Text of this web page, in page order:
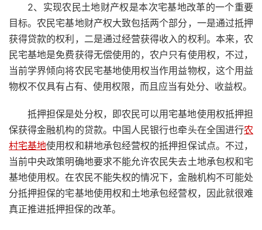
2、实现农民土地财产权是本次宅基地改革的一个重要
目标。农民宅基地财产权大致包括两个部分，一是通过抵押
获得贷款的权利，二是通过经营获得收入的权利。本来，农
民宅基地是免费获得无偿使用的，农户只有使用权，不过，
当前学界倾向将农民宅基地使用权当作用益物权，这个用益
物权不仅具有占有、使用权限，而且应当有处分、收益权。
抵押担保是处分权，即农民可以用宅基地使用权抵押担
保获得金融机构的贷款。中国人民银行也牵头在全国进行农
村宅基地使用权和耕地承包经营权的抵押担保试点。不过，
当前中央政策明确地要求不能允许农民失去土地承包权和宅
基地使用权。在农民不能失权的情况下，金融机构不可能处
分抵押担保的宅基地使用权和土地承包经营权，因此就很难
真正推进抵押担保的改革。